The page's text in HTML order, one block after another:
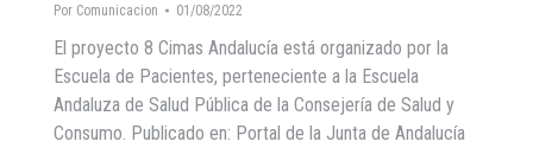
Por Comunicacion 01/08/2022
El proyecto 8 Cimas Andalucía está organizado por la
Escuela de Pacientes, perteneciente a la Escuela
Andaluza de Salud Pública de la Consejería de Salud y
Consumo. Publicado en: Portal de la Junta de Andalucía